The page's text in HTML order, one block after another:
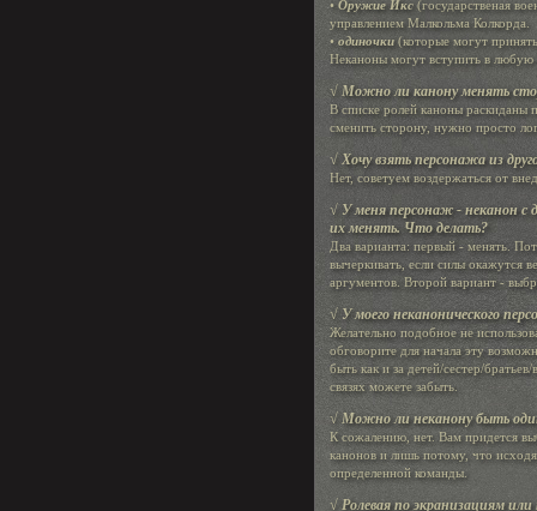
• Оружие Икс(государственая
управлением Малкольма Колкорда.
• одиночки(которые могут
Неканоны могут вступить в
√ Можно ли канону менять
В списке ролей каноны раскиданы
сменить сторону, нужно просто
√ Хочу взять персонажа из
Нет, советуем воздержаться от
√ У меня персонаж - неканон с
их менять. Что делать?
Два варианта: первый - менять.
вычеркивать, если силы окажутся
аргументов. Второй вариант -
√ У моего неканонического
Желательно подобное не
обговорите для начала эту
быть как и за детей/сестер/
связях можете забыть.
√ Можно ли неканону быть
К сожалению, нет. Вам придется
канонов и лишь потому, что исходя
определенной команды.
√ Ролевая по экранизациям